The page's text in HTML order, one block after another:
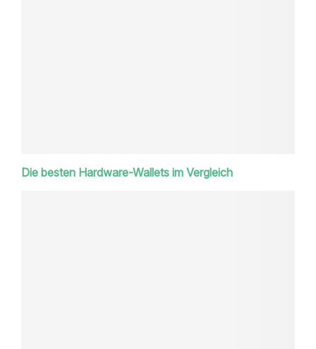
Die besten Hardware-Wallets im Vergleich